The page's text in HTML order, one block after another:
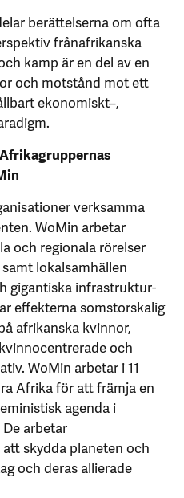
berättelserna om ofta
frånafrikanska
kamp är en del av en
och motstånd mot ett
ekonomiskt–,
verksamma
WoMin arbetar
och regionala rörelser
lokalsamhällen
gigantiska infrastruktur-
effekterna somstorskalig
afrikanska kvinnor,
och
WoMin arbetar i 11
Afrika för att främja en
agenda i
arbetar
skydda planeten och
och deras allierade